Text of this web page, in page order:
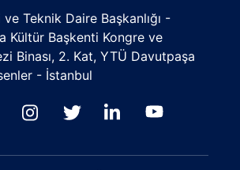
Teknik Daire Başkanlığı -
Kültür Başkenti Kongre ve
Binası, 2. Kat, YTÜ Davutpaşa
- İstanbul